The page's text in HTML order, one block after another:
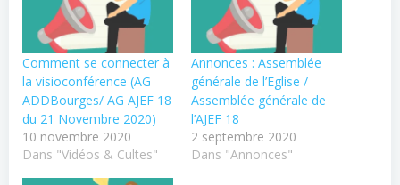
Comment se connecter à
la visioconférence (AG
ADDBourges/ AG AJEF 18
du 21 Novembre 2020)
10 novembre 2020
Dans "Vidéos & Cultes"
Annonces : Assemblée
générale de l’Eglise /
Assemblée générale de
l’AJEF 18
2 septembre 2020
Dans "Annonces"